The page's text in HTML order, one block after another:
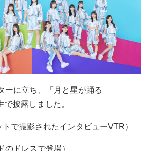
ーに立ち、「月と星が踊る
で披露しました。
トで撮影されたインタビューVTR）
のドレスで登場）